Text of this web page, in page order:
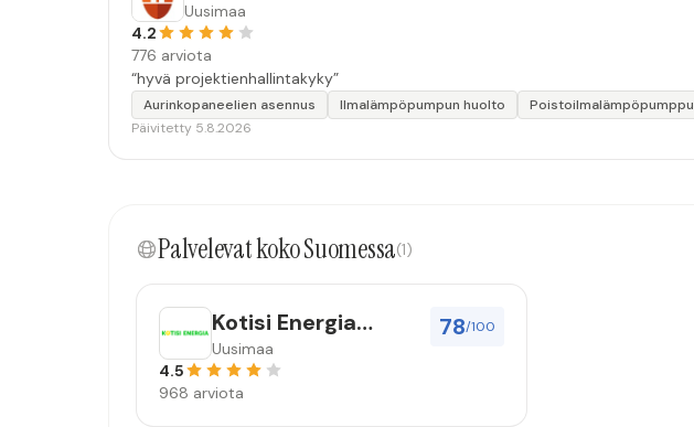
Uusimaa
4.2
776 arviota
“hyvä projektienhallintakyky”
Aurinkopaneelien asennus Ilmalämpöpumpun huolto
Poistoilmalämpöpumppu
Päivitetty 5.8.2026
Palvelevat koko Suomessa(1)
78/100
Kotisi Energia
Nordic Oy
Uusimaa
4.5
968 arviota